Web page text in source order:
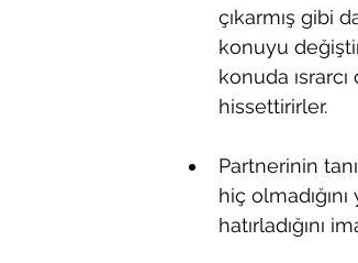
çıkarmış gibi
konuyu
konuda
hissettirirler.
Partnerinin
hiç
hatırladığını